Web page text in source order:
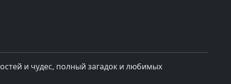
и чудес, полный загадок и любимых